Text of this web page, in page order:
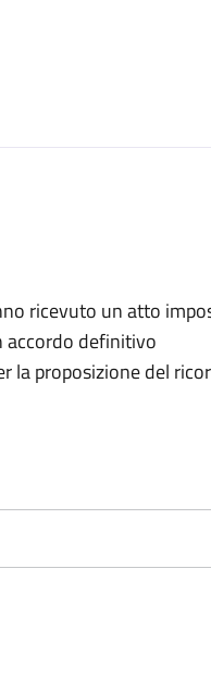
ricevuto un atto
accordo definitivo
la proposizione del